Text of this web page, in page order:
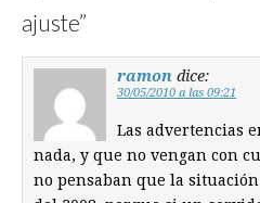
ajuste”
ramon dice:
30/05/2010 a las 09:21
Las advertencias
nada, y que no vengan con
no pensaban que la